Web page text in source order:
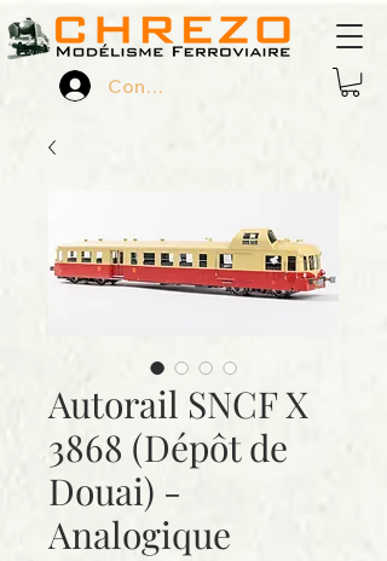
Connexion
Autorail SNCF X
3868 (Dépôt de
Douai) -
Analogique